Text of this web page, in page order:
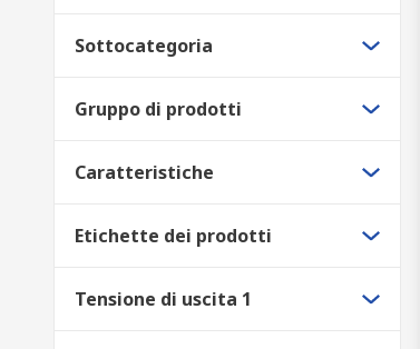
Sottocategoria
Gruppo di prodotti
Caratteristiche
Etichette dei prodotti
Tensione di uscita 1